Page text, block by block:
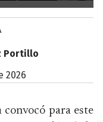
Portillo
2026
para este